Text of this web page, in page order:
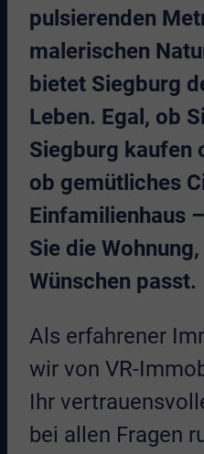
pulsierenden
malerischen
bietet Siegburg
Leben. Egal, ob
Siegburg kaufen
ob gemütliches
Einfamilienhaus
Sie die
Wünschen passt.
Als erfahrener
wir von VR-
Ihr
bei allen Fragen